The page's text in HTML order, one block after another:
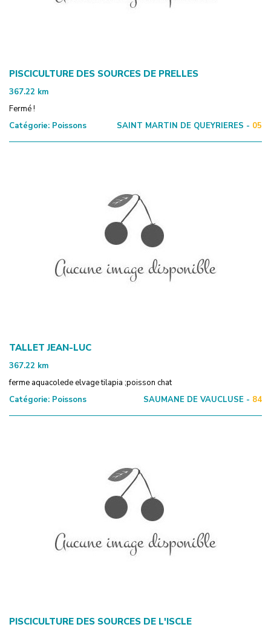
PISCICULTURE DES SOURCES DE PRELLES
367.22 km
Fermé !
Catégorie: Poissons SAINT MARTIN DE QUEYRIERES - 05
TALLET JEAN-LUC
367.22 km
ferme aquacolede elvage tilapia ;poisson chat
Catégorie: Poissons SAUMANE DE VAUCLUSE - 84
PISCICULTURE DES SOURCES DE L'ISCLE